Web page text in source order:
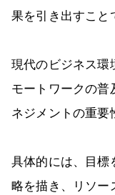
果を引き出すこと
現代のビジネス環
モートワークの普
ネジメントの重要
具体的には、目標
略を描き、リソー